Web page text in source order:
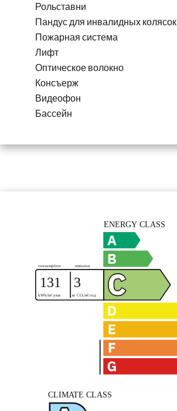
Рольставни
Пандус для инвалидных колясок
Пожарная система
Лифт
Оптическое волокно
Консъерж
Видеофон
Бассейн